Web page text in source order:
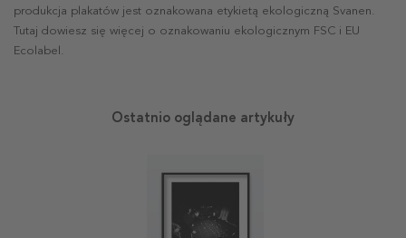
produkcja plakatów jest oznakowana etykietą ekologiczną Svanen.
Tutaj dowiesz się więcej o oznakowaniu ekologicznym FSC i EU
Ecolabel.
Ostatnio oglądane artykuły